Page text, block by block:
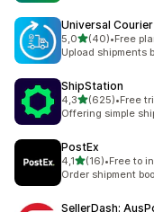
Universal
5,0stelle su 5
(40)
40 recensioni totali
•Free
Upload shipments
ShipStation
4,3stelle su 5
(625)
625 recensioni
•Free
Offering simple
PostEx
4,1stelle su 5
(16)
16 recensioni totali
•Free to
Order shipment
SellerDash: